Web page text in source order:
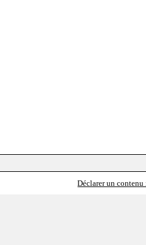
Déclarer un